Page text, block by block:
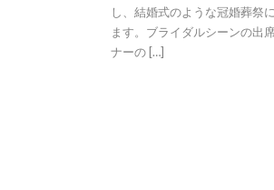
し、結婚式のような冠婚葬祭
ます。ブライダルシーンの出
ナーの […]